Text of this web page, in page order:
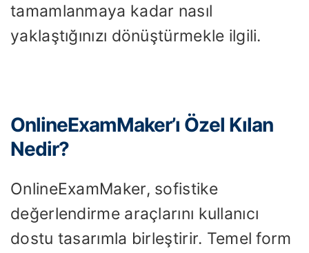
tamamlanmaya kadar nasıl
yaklaştığınızı dönüştürmekle ilgili.
OnlineExamMaker’ı Özel Kılan
Nedir?
OnlineExamMaker, sofistike
değerlendirme araçlarını kullanıcı
dostu tasarımla birleştirir. Temel form